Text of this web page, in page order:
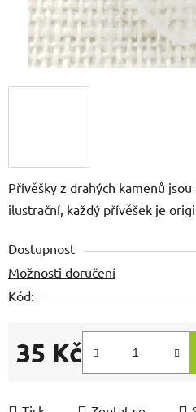
Přívěšky z drahých kamenů
ilustrační, každý přívěšek je
Dostupnost
Možnosti doručení
Kód:
35 Kč
Měrná cena: